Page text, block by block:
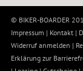
© BIKER-BOARDER
Impressum | Kontakt |
Widerruf anmelden |
Erklärung zur